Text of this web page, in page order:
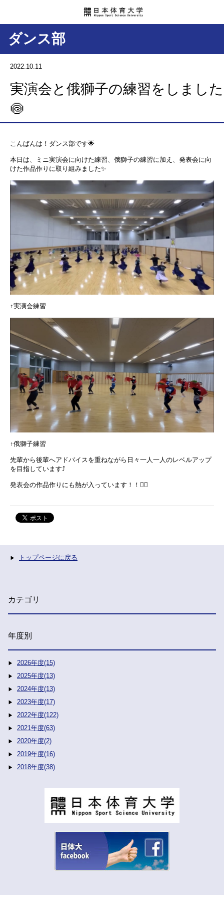
ダンス部
2022.10.11
実演会と俄獅子の練習をしました
🍥
こんばんは！ダンス部です🌟
本日は、ミニ実演会に向けた練習、俄獅子の練習に加え、発表会に向
けた作品作りに取り組みました✨
↑実演会練習
↑俄獅子練習
先輩から後輩へアドバイスを重ねながら日々一人一人のレベルアップ
を目指しています⤴️
発表会の作品作りにも熱が入っています！！ ❤️‍🔥
トップページに戻る
カテゴリ
年度別
2026年度(15)
2025年度(13)
2024年度(13)
2023年度(17)
2022年度(122)
2021年度(63)
2020年度(2)
2019年度(16)
2018年度(38)